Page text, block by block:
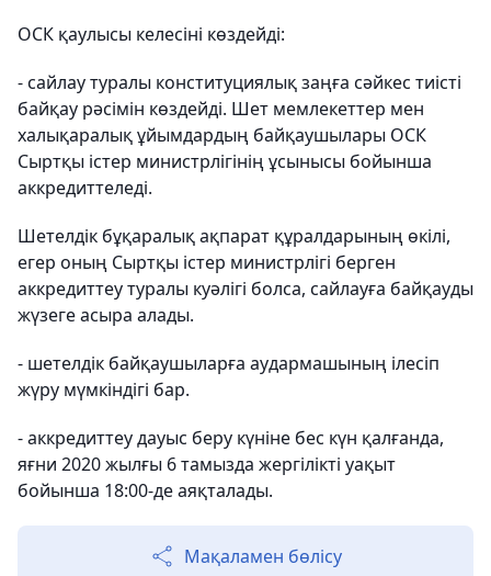
ОСК қаулысы келесіні көздейді:
- сайлау туралы конституциялық заңға сәйкес тиісті
байқау рәсімін көздейді. Шет мемлекеттер мен
халықаралық ұйымдардың байқаушылары ОСК
Сыртқы істер министрлігінің ұсынысы бойынша
аккредиттеледі.
Шетелдік бұқаралық ақпарат құралдарының өкілі,
егер оның Сыртқы істер министрлігі берген
аккредиттеу туралы куәлігі болса, сайлауға байқауды
жүзеге асыра алады.
- шетелдік байқаушыларға аудармашының ілесіп
жүру мүмкіндігі бар.
- аккредиттеу дауыс беру күніне бес күн қалғанда,
яғни 2020 жылғы 6 тамызда жергілікті уақыт
бойынша 18:00-де аяқталады.
Мақаламен бөлісу